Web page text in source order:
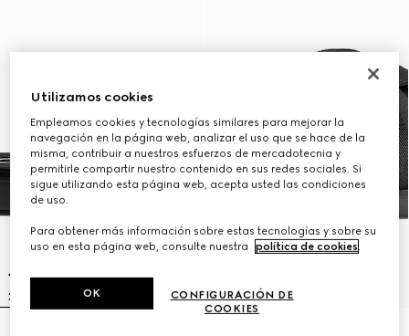
Utilizamos cookies
Empleamos cookies y tecnologías similares para mejorar la
navegación en la página web, analizar el uso que se hace de la
misma, contribuir a nuestros esfuerzos de mercadotecnia y
permitirle compartir nuestro contenido en sus redes sociales. Si
sigue utilizando esta página web, acepta usted las condiciones
de uso.
Para obtener más información sobre estas tecnologías y sobre su
uso en esta página web, consulte nuestra
política de cookies.
CONFIGURACIÓN DE
COOKIES
OK